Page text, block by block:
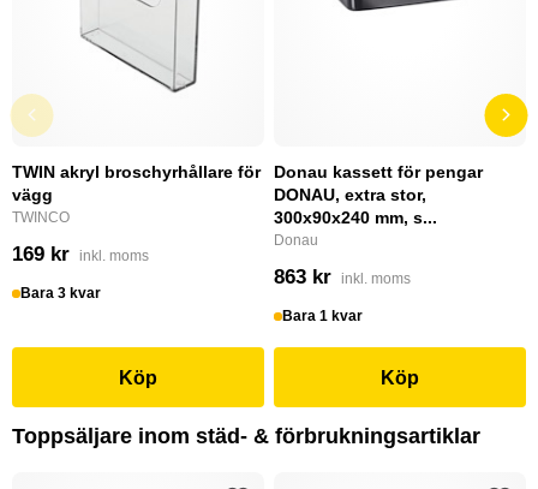
TWIN akryl broschyrhållare för
vägg
TWINCO
169 kr inkl. moms
Bara 3 kvar
Köp
Donau kassett för pengar
DONAU, extra stor,
300x90x240 mm, s...
Donau
863 kr inkl. moms
Bara 1 kvar
Köp
Toppsäljare inom städ- & förbrukningsartiklar